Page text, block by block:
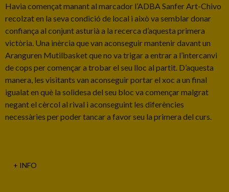
Havia començat manant al marcador l’ADBA Sanfer Art-Chivo
recolzat en la seva condició de local i això va semblar donar
confiança al conjunt asturià a la recerca d’aquesta primera
victòria. Una inèrcia que van aconseguir mantenir davant un
Aranguren Mutilbasket que no va trigar a entrar a l’intercanvi
de cops per començar a trobar el seu lloc al partit. D’aquesta
manera, les visitants van aconseguir portar el xoc a un final
igualat en què la solidesa del seu bloc va començar malgrat
negant el cèrcol al rival i aconseguint les diferències
necessàries per poder tancar a favor seu la primera del curs.
+ INFO